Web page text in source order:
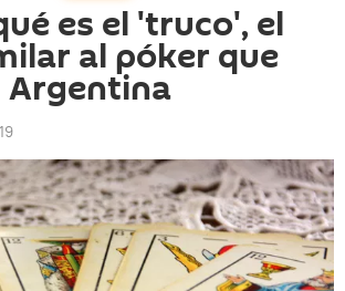
es el 'truco', el
al póker que
Argentina